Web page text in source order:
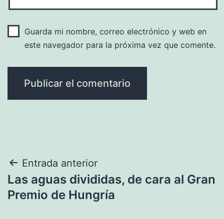
Guarda mi nombre, correo electrónico y web en
este navegador para la próxima vez que comente.
Navegación
de
Entrada anterior
Las aguas divididas, de cara al Gran
Premio de Hungría